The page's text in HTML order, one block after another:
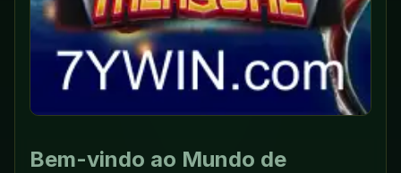
Bem-vindo ao Mundo de